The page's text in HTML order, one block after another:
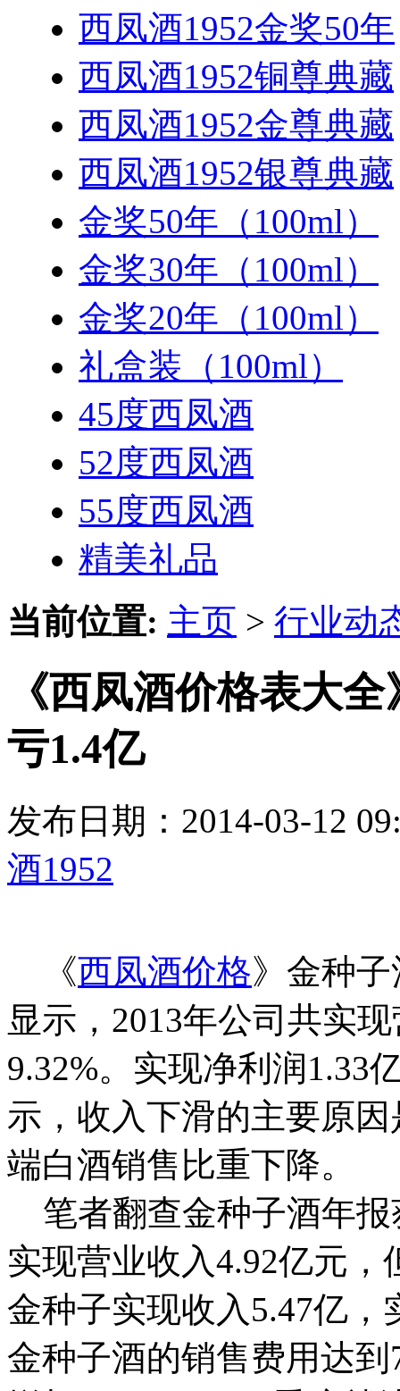
西凤酒1952金奖50年
西凤酒1952铜尊典藏
西凤酒1952金尊典藏
西凤酒1952银尊典藏
金奖50年（100ml）
金奖30年（100ml）
金奖20年（100ml）
礼盒装（100ml）
45度西凤酒
52度西凤酒
55度西凤酒
精美礼品
当前位置: 主页 > 行业动
《西凤酒价格表大
亏1.4亿
发布日期：2014-03-12
酒1952
《西凤酒价格》金种
显示，2013年公司共实
9.32%。实现净利润1.33
示，收入下滑的主要原
端白酒销售比重下降。
笔者翻查金种子酒年报
实现营业收入4.92亿元，
金种子实现收入5.47亿
金种子酒的销售费用达